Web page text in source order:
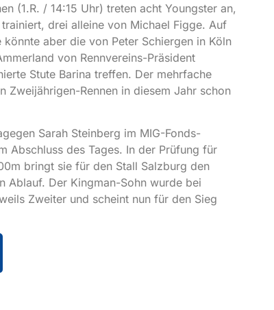
(1.R. / 14:15 Uhr) treten acht Youngster an,
drei alleine von Michael Figge. Auf
aber die von Peter Schiergen in Köln
von Rennvereins-Präsident
Stute Barina treffen. Der mehrfache
Zweijährigen-Rennen in diesem Jahr schon
Sarah Steinberg im MIG-Fonds-
Abschluss des Tages. In der Prüfung für
bringt sie für den Stall Salzburg den
Ablauf. Der Kingman-Sohn wurde bei
Zweiter und scheint nun für den Sieg